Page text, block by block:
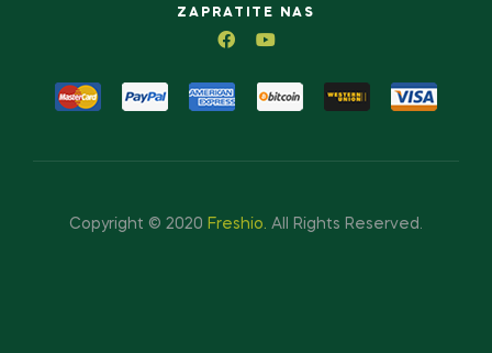
ZAPRATITE NAS
Copyright © 2020 Freshio. All Rights Reserved.